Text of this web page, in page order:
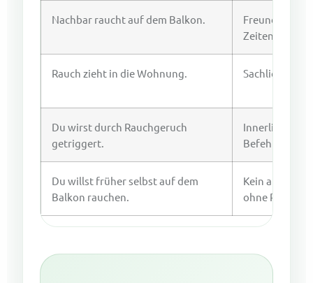
Nachbar raucht auf dem Balkon.
Freundlich
Zeiten bitten.
Rauch zieht in die Wohnung. Sachlich
Du wirst durch Rauchgeruch
getriggert.
Innerlich:
Befehl.“
Du willst früher selbst auf dem
Balkon rauchen.
Kein alter
ohne Plan.